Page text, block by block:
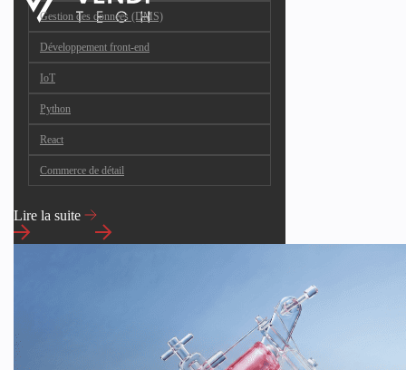
Gestion des données (DMS)
Développement front-end
IoT
Python
React
Commerce de détail
Lire la suite